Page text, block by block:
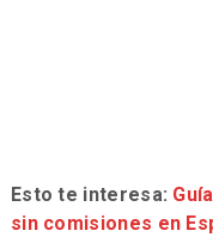
Esto te interesa:
sin comisiones en